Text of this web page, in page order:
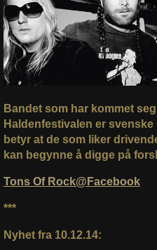
Bandet som har kommet
Haldenfestivalen er
betyr at de som liker
kan begynne å digge på
Tons Of Rock@Facebook
***
Nyhet fra 10.12.14: